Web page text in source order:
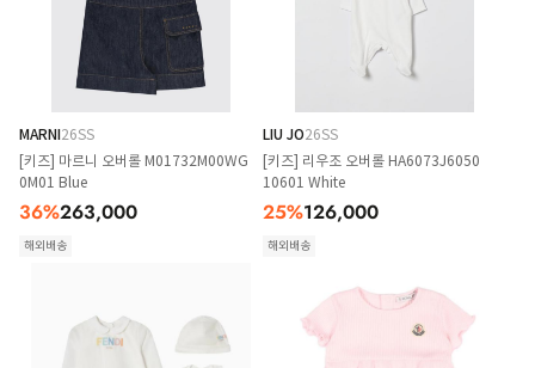
MARNI26SS
[키즈] 마르니 오버롤 M01732M00WG
0M01 Blue
36%263,000
해외배송
LIU JO26SS
[키즈] 리우조 오버롤 HA6073J6050
10601 White
25%126,000
해외배송